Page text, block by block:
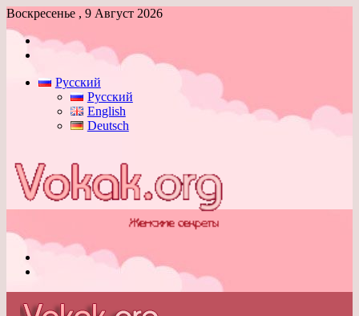
Воскресенье , 9 Август 2026
Войти
Русский
Русский
English
Deutsch